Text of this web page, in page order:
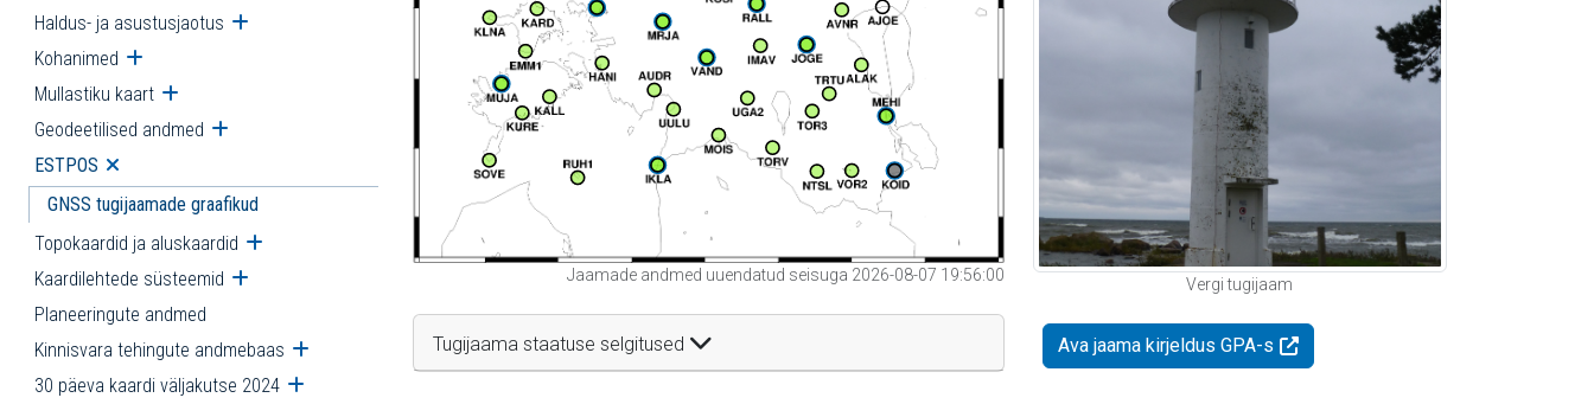
Haldus- ja asustusjaotus Ava alammenüü
Kohanimed Ava alammenüü
Mullastiku kaart Ava alammenüü
Geodeetilised andmed Ava alammenüü
ESTPOS Ava alammenüü
GNSS tugijaamade graafikud
Topokaardid ja aluskaardid Ava alammenüü
Kaardilehtede süsteemid Ava alammenüü
Planeeringute andmed
Kinnisvara tehingute andmebaas Ava alammenüü
30 päeva kaardi väljakutse 2024 Ava alammenüü
Jaamade andmed uuendatud seisuga 2026-08-07 19:56:00
Tugijaama staatuse selgitused
Vergi tugijaam
Ava jaama kirjeldus GPA-s